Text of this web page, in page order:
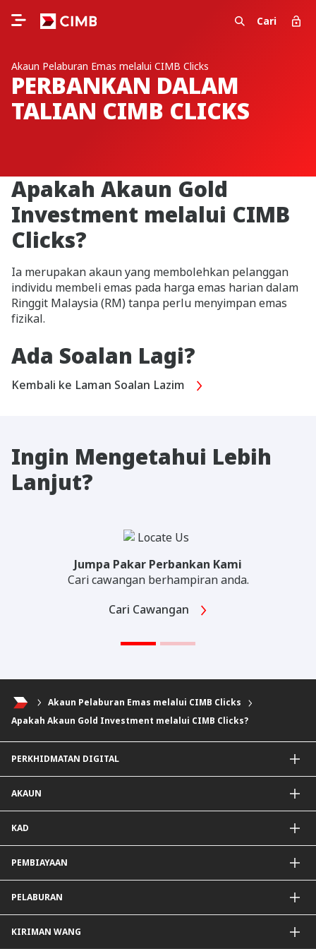
Cari
Akaun Pelaburan Emas melalui CIMB Clicks
PERBANKAN DALAM
TALIAN CIMB CLICKS
Apakah Akaun Gold
Investment melalui CIMB
Clicks?
Ia merupakan akaun yang membolehkan pelanggan
individu membeli emas pada harga emas harian dalam
Ringgit Malaysia (RM) tanpa perlu menyimpan emas
fizikal.
Ada Soalan Lagi?
Kembali ke Laman Soalan Lazim
Ingin Mengetahui Lebih
Lanjut?
Jumpa Pakar Perbankan Kami
Cari cawangan berhampiran anda.
Cari Cawangan
Akaun Pelaburan Emas melalui CIMB Clicks
Apakah Akaun Gold Investment melalui CIMB Clicks?
PERKHIDMATAN DIGITAL
CIMB Clicks
DuitNow QR
Diperibadikan Untuk Anda
Penjejak Karbon
AKAUN
Akaun Semasa
Simpanan Tetap
Mudarabah IA
KAD
Kad Debit
PEMBIAYAAN
Pembiayaan Hartanah
Pembiayaan Auto
PELABURAN
Dana Unit Amanah Patuh Shariah
KIRIMAN WANG